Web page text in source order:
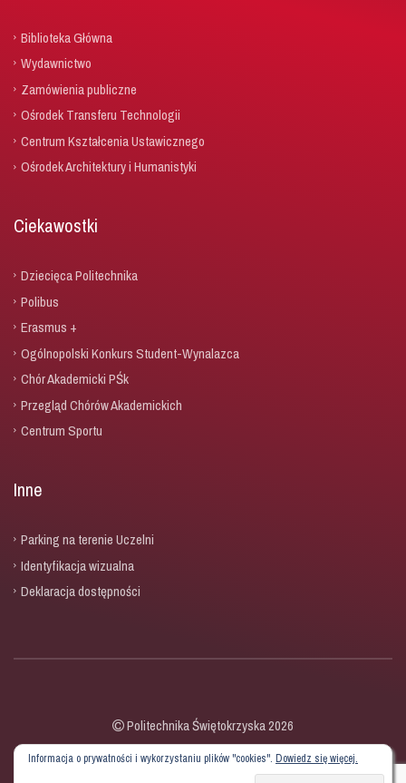
Biblioteka Główna
Wydawnictwo
Zamówienia publiczne
Ośrodek Transferu Technologii
Centrum Kształcenia Ustawicznego
Ośrodek Architektury i Humanistyki
Ciekawostki
Dziecięca Politechnika
Polibus
Erasmus +
Ogólnopolski Konkurs Student-Wynalazca
Chór Akademicki PŚk
Przegląd Chórów Akademickich
Centrum Sportu
Inne
Parking na terenie Uczelni
Identyfikacja wizualna
Deklaracja dostępności
Politechnika Świętokrzyska 2026
Informacja o prywatności i wykorzystaniu plików "cookies". Dowiedz się więcej.